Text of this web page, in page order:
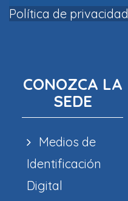
Política de privacidad
CONOZCA LA
SEDE
Medios de
Identificación
Digital